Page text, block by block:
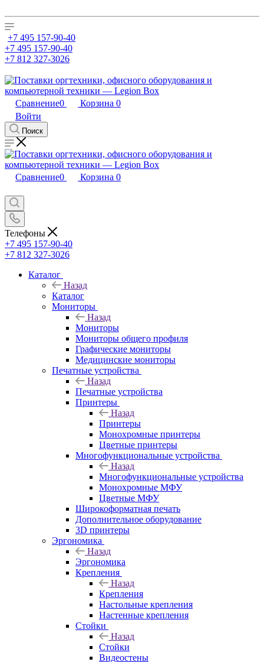
+7 495 157-90-40
+7 495 157-90-40
+7 812 327-3026
Сравнение0 Корзина 0
Войти
Поиск
Сравнение0 Корзина 0
Телефоны
+7 495 157-90-40
+7 812 327-3026
Каталог
Назад
Каталог
Мониторы
Назад
Мониторы
Мониторы общего профиля
Графические мониторы
Медицинские мониторы
Печатные устройства
Назад
Печатные устройства
Принтеры
Назад
Принтеры
Моноxромныe принтеры
Цвeтныe принтеры
Многофункциональные устройства
Назад
Многофункциональные устройства
Монохромные МФУ
Цветные МФУ
Широкоформатная печать
Дополнительное оборудование
3D принтеры
Эргономика
Назад
Эргономика
Крепления
Назад
Крепления
Настольные крепления
Настенные крепления
Стойки
Назад
Стойки
Видеостены